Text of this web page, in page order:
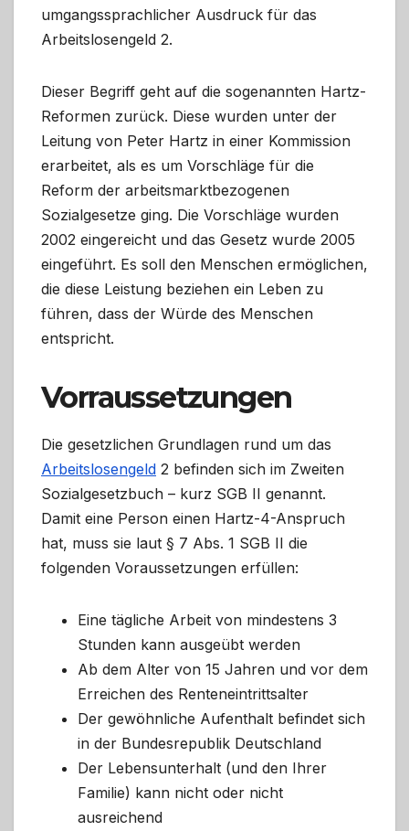
umgangssprachlicher Ausdruck für das
Arbeitslosengeld 2.
Dieser Begriff geht auf die sogenannten Hartz-
Reformen zurück. Diese wurden unter der
Leitung von Peter Hartz in einer Kommission
erarbeitet, als es um Vorschläge für die
Reform der arbeitsmarktbezogenen
Sozialgesetze ging. Die Vorschläge wurden
2002 eingereicht und das Gesetz wurde 2005
eingeführt. Es soll den Menschen ermöglichen,
die diese Leistung beziehen ein Leben zu
führen, dass der Würde des Menschen
entspricht.
Vorraussetzungen
Die gesetzlichen Grundlagen rund um das
Arbeitslosengeld 2 befinden sich im Zweiten
Sozialgesetzbuch – kurz SGB II genannt.
Damit eine Person einen Hartz-4-Anspruch
hat, muss sie laut § 7 Abs. 1 SGB II die
folgenden Voraussetzungen erfüllen:
Eine tägliche Arbeit von mindestens 3
Stunden kann ausgeübt werden
Ab dem Alter von 15 Jahren und vor dem
Erreichen des Renteneintrittsalter
Der gewöhnliche Aufenthalt befindet sich
in der Bundesrepublik Deutschland
Der Lebensunterhalt (und den Ihrer
Familie) kann nicht oder nicht
ausreichend